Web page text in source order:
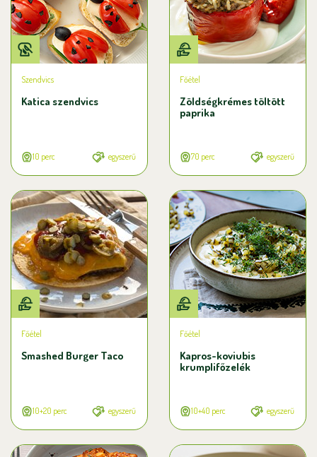
Szendvics
Katica szendvics
10 perc egyszerű
Főétel
Zöldségkrémes töltött
paprika
70 perc egyszerű
Főétel
Smashed Burger Taco
10+20 perc egyszerű
Főétel
Kapros-koviubis
krumplifőzelék
10+40 perc egyszerű